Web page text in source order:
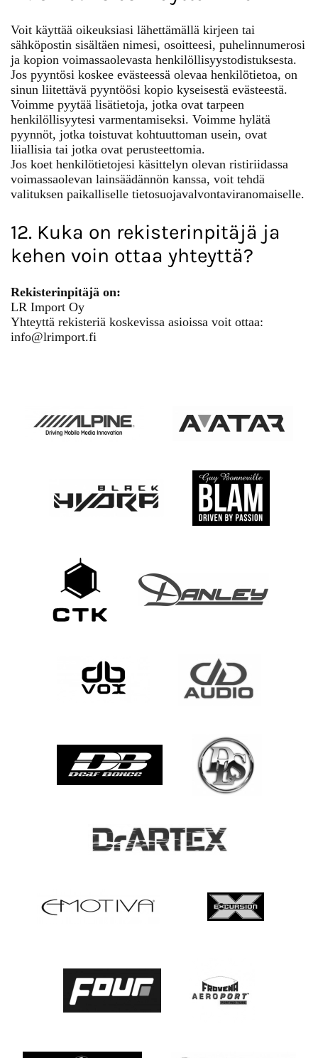
Voit käyttää oikeuksiasi lähettämällä kirjeen tai
sähköpostin sisältäen nimesi, osoitteesi, puhelinnumerosi
ja kopion voimassaolevasta henkilöllisyystodistuksesta.
Jos pyyntösi koskee evästeessä olevaa henkilötietoa, on
sinun liitettävä pyyntöösi kopio kyseisestä evästeestä.
Voimme pyytää lisätietoja, jotka ovat tarpeen
henkilöllisyytesi varmentamiseksi. Voimme hylätä
pyynnöt, jotka toistuvat kohtuuttoman usein, ovat
liiallisia tai jotka ovat perusteettomia.
Jos koet henkilötietojesi käsittelyn olevan ristiriidassa
voimassaolevan lainsäädännön kanssa, voit tehdä
valituksen paikalliselle tietosuojavalvontaviranomaiselle.
12. Kuka on rekisterinpitäjä ja
kehen voin ottaa yhteyttä?
Rekisterinpitäjä on:
LR Import Oy
Yhteyttä rekisteriä koskevissa asioissa voit ottaa:
info@lrimport.fi